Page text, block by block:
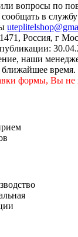
вопросы по
в
Россия, г
наши
время.
формы, Вы не